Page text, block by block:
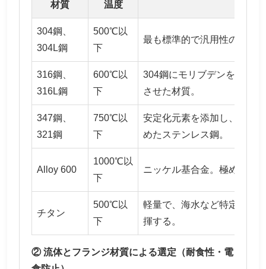
材質 温度
304鋼、
304L鋼
500℃以
下
最も標準的で汎用性の高い
316鋼、
316L鋼
600℃以
下
304鋼にモリブデンを添加
させた材質。
347鋼、
321鋼
750℃以
下
安定化元素を添加し、さら
めたステンレス鋼。
Alloy 600
1000℃以
下
ニッケル基合金。極めて高
チタン
500℃以
下
軽量で、海水など特定の環
揮する。
② 流体とフランジ材質による選定（耐食性・電